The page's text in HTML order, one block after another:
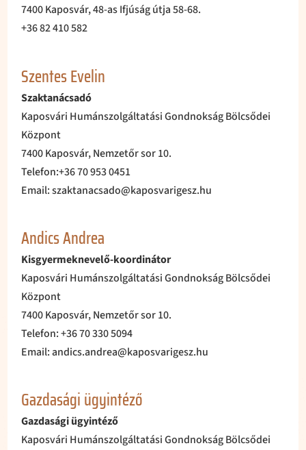
7400 Kaposvár, 48-as Ifjúság útja 58-68.
+36 82 410 582
Szentes Evelin
Szaktanácsadó
Kaposvári Humánszolgáltatási Gondnokság Bölcsődei
Központ
7400 Kaposvár, Nemzetőr sor 10.
Telefon:+36 70 953 0451
Email: szaktanacsado@kaposvarigesz.hu
Andics Andrea
Kisgyermeknevelő-koordinátor
Kaposvári Humánszolgáltatási Gondnokság Bölcsődei
Központ
7400 Kaposvár, Nemzetőr sor 10.
Telefon: +36 70 330 5094
Email: andics.andrea@kaposvarigesz.hu
Gazdasági ügyintéző
​Gazdasági ügyintéző
Kaposvári Humánszolgáltatási Gondnokság Bölcsődei